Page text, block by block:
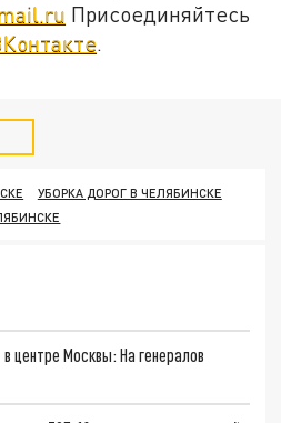
Присоединяйтесь
.
УБОРКА ДОРОГ В ЧЕЛЯБИНСКЕ
центре Москвы: На генералов